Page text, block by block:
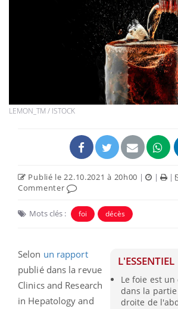
LEMON_TM / ISTOCK
Publié le 22.10.2021 à 20h00 | | |
Commenter
Mots clés : foi décès
L'ESSENTIEL
Le foie est
dans la
droite de
Selon un rapport
publié dans la revue
Clinics and Research
in Hepatology and